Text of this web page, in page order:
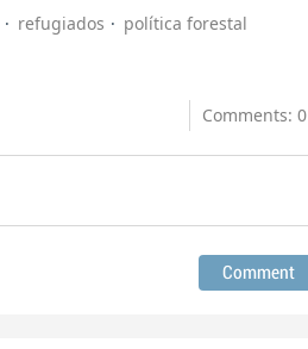
refugiados
política forestal
Comments: 0